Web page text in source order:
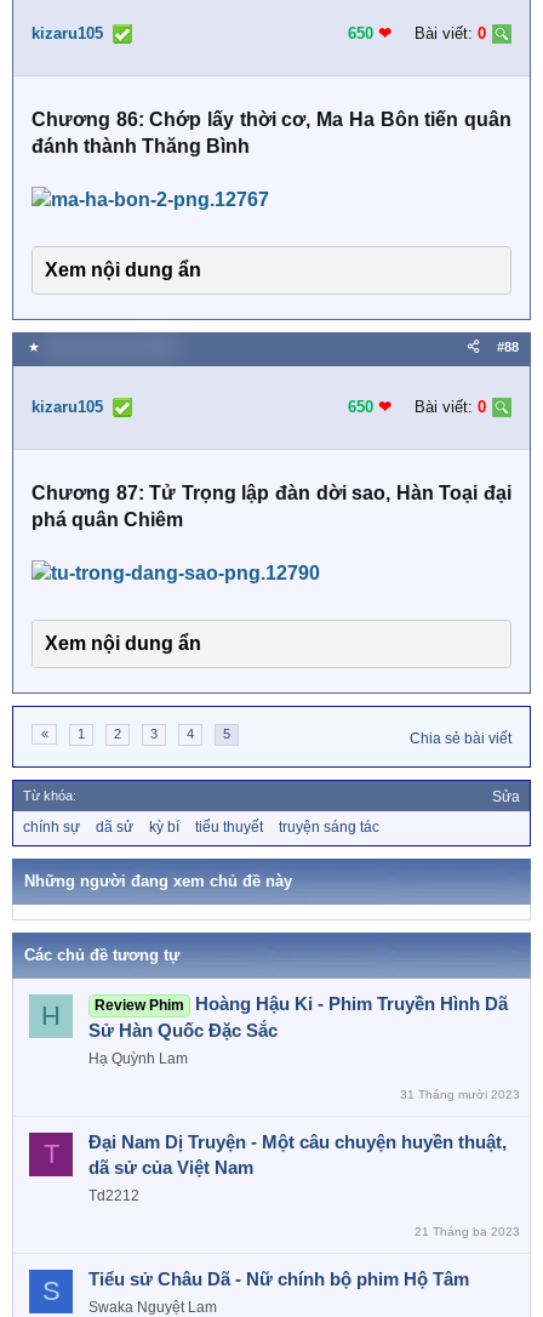
i
n
:
kizaru105 650 ❤︎ Bài viết: 0
Chương 86: Chớp lấy thời cơ, Ma Ha Bôn tiến quân
đánh thành Thăng Bình
Xem nội dung ẩn
★ #88
kizaru105 650 ❤︎ Bài viết: 0
Chương 87: Tử Trọng lập đàn dời sao, Hàn Toại đại
phá quân Chiêm
Xem nội dung ẩn
« 1 2 3 4 5 Chia sẻ bài viết
Từ khóa: Sửa
ừ
k
chính sự dã sử kỳ bí tiểu thuyết truyện sáng tác
Những người đang xem chủ đề này
Các chủ đề tương tự
H Review Phim
Hoàng Hậu Ki - Phim Truyền Hình Dã
Sử Hàn Quốc Đặc Sắc
Hạ Quỳnh Lam
31 Tháng mười 2023
T
Đại Nam Dị Truyện - Một câu chuyện huyền thuật,
dã sử của Việt Nam
Td2212
21 Tháng ba 2023
S Tiểu sử Châu Dã - Nữ chính bộ phim Hộ Tâm
Swaka Nguyệt Lam